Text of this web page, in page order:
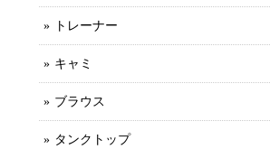
トレーナー
キャミ
ブラウス
タンクトップ